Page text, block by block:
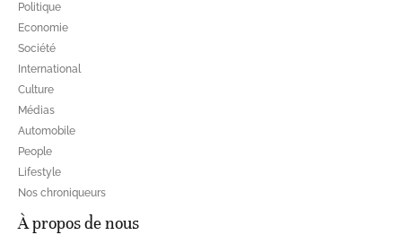
Politique
Economie
Société
International
Culture
Médias
Automobile
People
Lifestyle
Nos chroniqueurs
À propos de nous